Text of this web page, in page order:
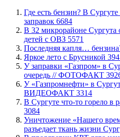
​Где есть бензин? В Сургуте
заправок 6684
В 32 микрорайоне Сургута
детей с ОВЗ 5571
​Последняя капля…
Яркое лето с Брусникой
​У заправки «Газпром» в
очередь // ФОТОФАКТ
У «Газпромнефти» в
ВИДЕОФАКТ 3314
​В Сургуте что-то горело
3084
​Уничтожение «Нашего
разъедает ткань жизни